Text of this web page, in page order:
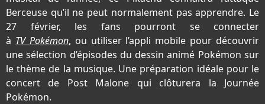
Berceuse qu’il ne peut normalement pas apprendre. Le
27 février, les fans pourront se connecter
à TV Pokémon, ou utiliser l’appli mobile pour découvrir
une sélection d’épisodes du dessin animé Pokémon sur
le thème de la musique. Une préparation idéale pour le
concert de Post Malone qui clôturera la Journée
Pokémon.